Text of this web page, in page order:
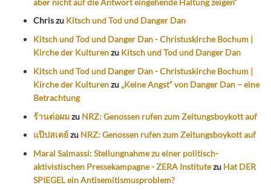
Chriszu Kitsch und Tod und Danger Dan
Kitsch und Tod und Danger Dan - Christuskirche Bochum |
Kirche der Kulturenzu Kitsch und Tod und Danger Dan
Kitsch und Tod und Danger Dan - Christuskirche Bochum |
Kirche der Kulturenzu „Keine Angst“ von Danger Dan – eine
Betrachtung
ร้านต่อผมzu NRZ: Genossen rufen zum Zeitungsboykott auf
แป๊ปสเตย์zu NRZ: Genossen rufen zum Zeitungsboykott auf
Maral Salmassi: Stellungnahme zu einer politisch-
aktivistischen Pressekampagne - ZERA Institutezu Hat DER
SPIEGEL ein Antisemitismusproblem?